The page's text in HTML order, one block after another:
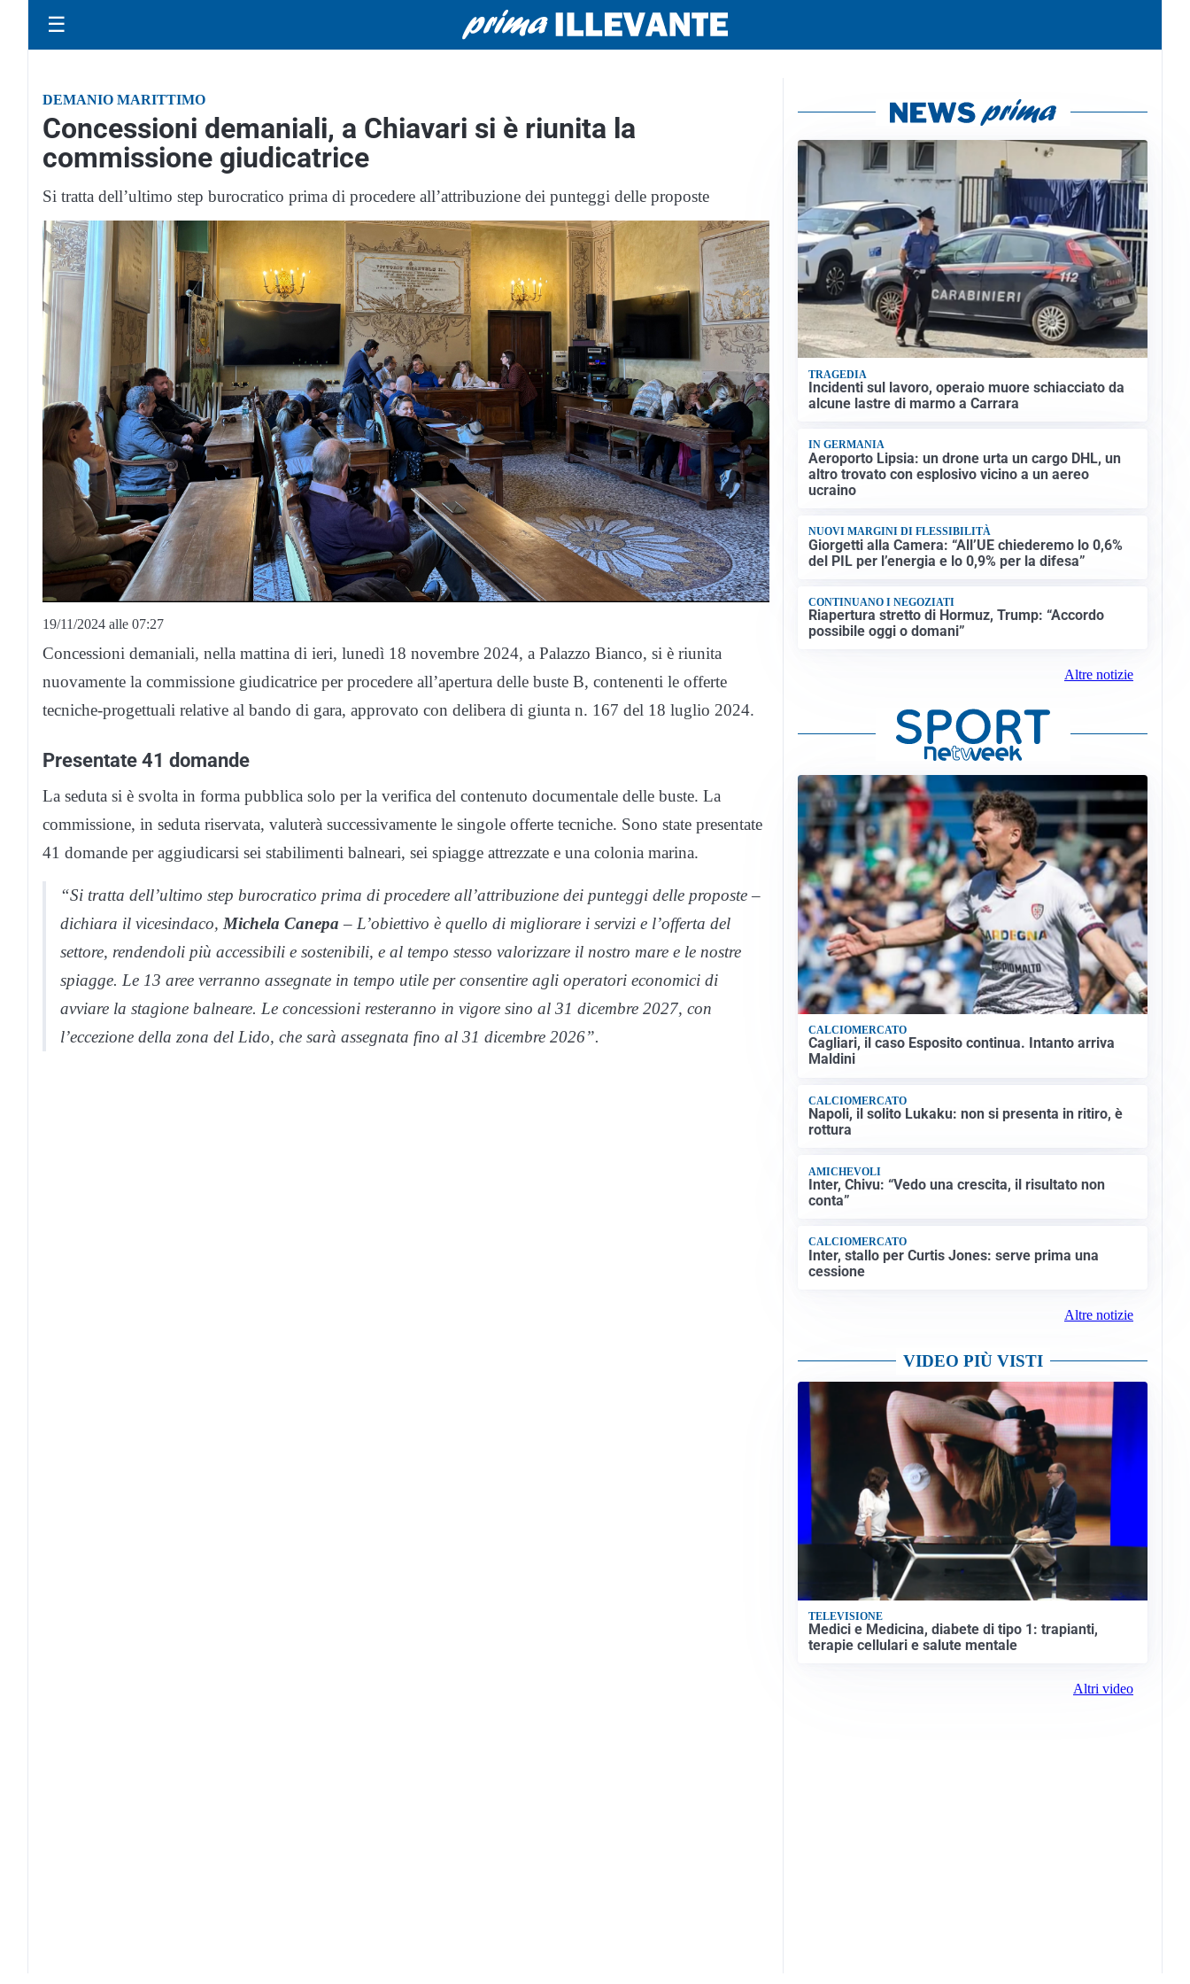
☰
DEMANIO MARITTIMO
Concessioni demaniali, a Chiavari si è riunita la
commissione giudicatrice
Si tratta dell’ultimo step burocratico prima di procedere all’attribuzione dei punteggi delle proposte
19/11/2024 alle 07:27
Concessioni demaniali, nella mattina di ieri, lunedì 18 novembre 2024, a Palazzo Bianco, si è riunita
nuovamente la commissione giudicatrice per procedere all’apertura delle buste B, contenenti le offerte
tecniche-progettuali relative al bando di gara, approvato con delibera di giunta n. 167 del 18 luglio 2024.
Presentate 41 domande
La seduta si è svolta in forma pubblica solo per la verifica del contenuto documentale delle buste. La
commissione, in seduta riservata, valuterà successivamente le singole offerte tecniche. Sono state presentate
41 domande per aggiudicarsi sei stabilimenti balneari, sei spiagge attrezzate e una colonia marina.
“Si tratta dell’ultimo step burocratico prima di procedere all’attribuzione dei punteggi delle proposte –
dichiara il vicesindaco, Michela Canepa – L’obiettivo è quello di migliorare i servizi e l’offerta del
settore, rendendoli più accessibili e sostenibili, e al tempo stesso valorizzare il nostro mare e le nostre
spiagge. Le 13 aree verranno assegnate in tempo utile per consentire agli operatori economici di
avviare la stagione balneare. Le concessioni resteranno in vigore sino al 31 dicembre 2027, con
l’eccezione della zona del Lido, che sarà assegnata fino al 31 dicembre 2026”.
TRAGEDIA
Incidenti sul lavoro, operaio muore schiacciato da
alcune lastre di marmo a Carrara
IN GERMANIA
Aeroporto Lipsia: un drone urta un cargo DHL, un
altro trovato con esplosivo vicino a un aereo
ucraino
NUOVI MARGINI DI FLESSIBILITÀ
Giorgetti alla Camera: “All’UE chiederemo lo 0,6%
del PIL per l’energia e lo 0,9% per la difesa”
CONTINUANO I NEGOZIATI
Riapertura stretto di Hormuz, Trump: “Accordo
possibile oggi o domani”
Altre notizie
CALCIOMERCATO
Cagliari, il caso Esposito continua. Intanto arriva
Maldini
CALCIOMERCATO
Napoli, il solito Lukaku: non si presenta in ritiro, è
rottura
AMICHEVOLI
Inter, Chivu: “Vedo una crescita, il risultato non
conta”
CALCIOMERCATO
Inter, stallo per Curtis Jones: serve prima una
cessione
Altre notizie
VIDEO PIÙ VISTI
TELEVISIONE
Medici e Medicina, diabete di tipo 1: trapianti,
terapie cellulari e salute mentale
Altri video